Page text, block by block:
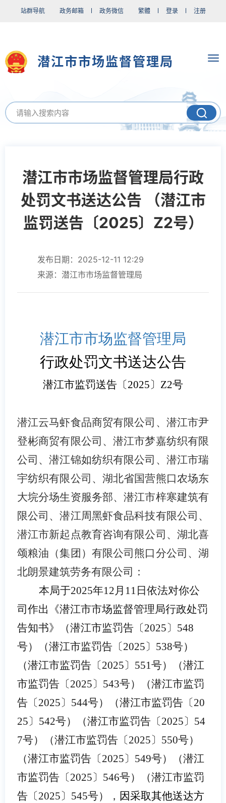
站群导航 政务邮箱 政务微信 繁體 登录 注册
潜江市市场监督管理局
潜江市市场监督管理局行政
处罚文书送达公告 （潜江市
监罚送告〔2025〕Z2号）
发布日期：2025-12-11 12:29
来源：潜江市市场监督管理局
潜江市市场监督管理局
行政处罚文书送达公告
潜江市监罚送告〔2025〕 Z2号
潜江云马虾食品商贸有限公司、潜江市尹
登彬商贸有限公司、潜江市梦嘉纺织有限
公司、潜江锦如纺织有限公司、潜江市瑞
宇纺织有限公司、湖北省国营熊口农场东
大垸分场生资服务部、潜江市梓寒建筑有
限公司、潜江周黑虾食品科技有限公司、
潜江市新起点教育咨询有限公司、湖北喜
颂粮油（集团）有限公司熊口分公司、湖
北朗景建筑劳务有限公司：
本局于2025年12月11日依法对你公
司作出《潜江市市场监督管理局行政处罚
告知书》（潜江市监罚告〔2025〕548
号）（潜江市监罚告〔2025〕538号）
（潜江市监罚告〔2025〕551号）（潜江
市监罚告〔2025〕543号）（潜江市监罚
告〔2025〕544号）（潜江市监罚告〔20
25〕542号）（潜江市监罚告〔2025〕54
7号）（潜江市监罚告〔2025〕550号）
（潜江市监罚告〔2025〕549号）（潜江
市监罚告〔2025〕546号）（潜江市监罚
告〔2025〕545号）， 因采取其他送达方